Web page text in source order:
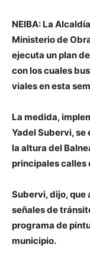
NEIBA: La
Ministerio de
ejecuta un plan
con los cuales
viales en esta
La medida,
Yadel Subervi, se
la altura del
principales calles
Subervi, dijo, que
señales de
programa de
municipio.